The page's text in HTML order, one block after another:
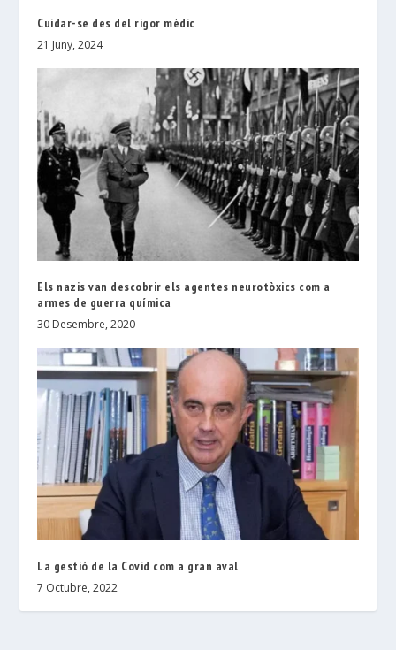
Cuidar-se des del rigor mèdic
21 Juny, 2024
Els nazis van descobrir els agentes neurotòxics com a
armes de guerra química
30 Desembre, 2020
La gestió de la Covid com a gran aval
7 Octubre, 2022